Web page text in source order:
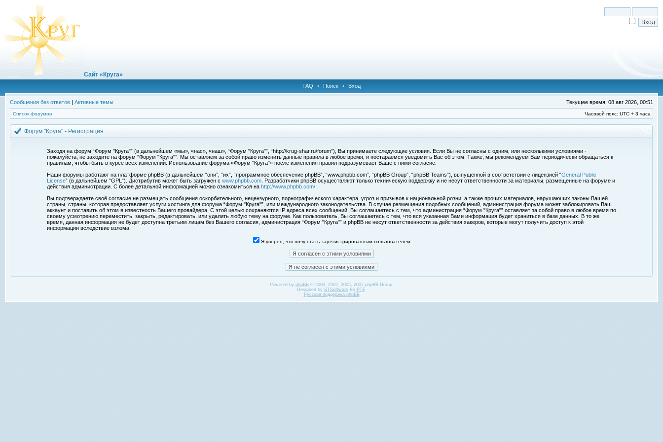
Сайт «Круга»
FAQ • Поиск • Вход
Сообщения без ответов | Активные темы Текущее время: 08 авг 2026, 00:51
Список форумов Часовой пояс: UTC + 3 часа
Форум "Круга" - Регистрация
Заходя на форум “Форум "Круга"” (в дальнейшем «мы», «нас», «наш», “Форум "Круга"”, “http://krug-shar.ru/forum”), Вы принимаете следующие условия. Если Вы не согласны с одним, или несколькими условиями -
пожалуйста, не заходите на форум “Форум "Круга"”. Мы оставляем за собой право изменить данные правила в любое время, и постараемся уведомить Вас об этом. Также, мы рекомендуем Вам периодически обращаться к
правилам, чтобы быть в курсе всех изменений. Использование форума «Форум "Круга"» после изменения правил подразумевает Ваше с ними согласие.
Наши форумы работают на платформе phpBB (в дальнейшем “они”, “их”, “программное обеспечение phpBB”, “www.phpbb.com”, “phpBB Group”, “phpBB Teams”), выпущенной в соответствии с лицензией “General Public
License” (в дальнейшем “GPL”). Дистрибутив может быть загружен с www.phpbb.com . Разработчики phpBB осуществляют только техническую поддержку и не несут ответственности за материалы, размещенные на форуме и
действия администрации. С более детальной информацией можно ознакомиться на http://www.phpbb.com/
Вы подтверждаете своё согласие не размещать сообщения оскорбительного, нецензурного, порнографического характера, угроз и призывов к национальной розни, а также прочих материалов, нарушаюших законы Вашей
страны, страны, которая предоставляет услуги хостинга для форума “Форум "Круга"”, или международного законодательства. В случае размещения подобных сообщений, администрация форума может заблокировать Ваш
аккаунт и поставить об этом в известность Вашего провайдера. С этой целью сохраняются IP адреса всех сообщений. Вы соглашаетесь с тем, что администрация “Форум "Круга"” оставляет за собой право в любое время по
своему усмотрению переместить, закрыть, редактировать, или удалить любую тему на форуме. Как пользователь, Вы соглашаетесь с тем, что вся указанная Вами информация будет храниться в базе данных. В то же
время, данная информация не будет доступна третьим лицам без Вашего согласия, администрация “Форум "Круга"” и phpBB не несут ответственности за действия хакеров, которые могут получить доступ к этой
информации вследствие взлома.
Я уверен, что хочу стать зарегистрированным пользователем
Powered by phpBB© 2000, 2002, 2005, 2007 phpBB Group.
Designed by STSoftwarefor PTF.
Русская поддержка phpBB